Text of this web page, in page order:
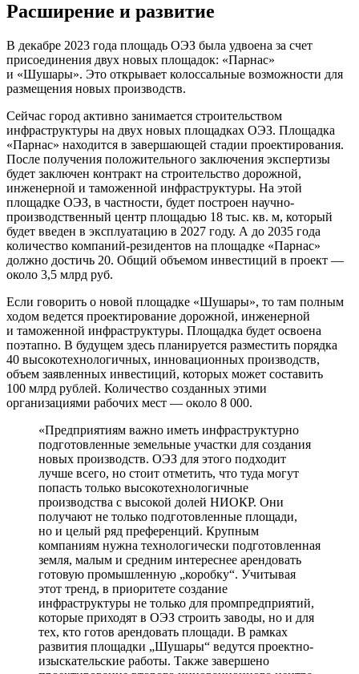
Расширение и развитие
В декабре 2023 года площадь ОЭЗ была удвоена за счет
присоединения двух новых площадок: «Парнас»
и «Шушары». Это открывает колоссальные возможности для
размещения новых производств.
Сейчас город активно занимается строительством
инфраструктуры на двух новых площадках ОЭЗ. Площадка
«Парнас» находится в завершающей стадии проектирования.
После получения положительного заключения экспертизы
будет заключен контракт на строительство дорожной,
инженерной и таможенной инфраструктуры. На этой
площадке ОЭЗ, в частности, будет построен научно-
производственный центр площадью 18 тыс. кв. м, который
будет введен в эксплуатацию в 2027 году. А до 2035 года
количество компаний-резидентов на площадке «Парнас»
должно достичь 20. Общий объемом инвестиций в проект —
около 3,5 млрд руб.
Если говорить о новой площадке «Шушары», то там полным
ходом ведется проектирование дорожной, инженерной
и таможенной инфраструктуры. Площадка будет освоена
поэтапно. В будущем здесь планируется разместить порядка
40 высокотехнологичных, инновационных производств,
объем заявленных инвестиций, которых может составить
100 млрд рублей. Количество созданных этими
организациями рабочих мест — около 8 000.
«Предприятиям важно иметь инфраструктурно
подготовленные земельные участки для создания
новых производств. ОЭЗ для этого подходит
лучше всего, но стоит отметить, что туда могут
попасть только высокотехнологичные
производства с высокой долей НИОКР. Они
получают не только подготовленные площади,
но и целый ряд преференций. Крупным
компаниям нужна технологически подготовленная
земля, малым и средним интереснее арендовать
готовую промышленную „коробку“. Учитывая
этот тренд, в приоритете создание
инфраструктуры не только для промпредприятий,
которые приходят в ОЭЗ строить заводы, но и для
тех, кто готов арендовать площади. В рамках
развития площадки „Шушары“ ведутся проектно-
изыскательские работы. Также завершено